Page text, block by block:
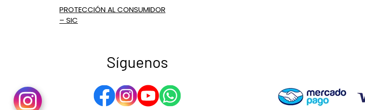
PROTECCIÓN AL CONSUMIDOR
– SIC
Síguenos